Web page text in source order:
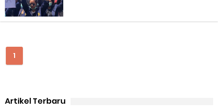
Perhitungan Skema Garansi Pendapatan Grabcar Terbaru
Cara Jitu Mendapat Voucher Gojek Gratis
1
Artikel Terbaru